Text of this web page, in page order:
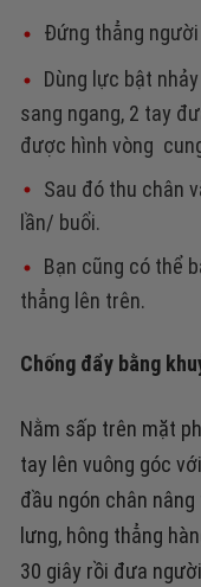
Đứng thẳng
Dùng lực bật
sang ngang, 2 tay
được hình vòng
Sau đó thu chân
lần/ buổi.
Bạn cũng có thể
thẳng lên trên.
Chống đẩy bằng
Nằm sấp trên mặt
tay lên vuông góc
đầu ngón chân
lưng, hông thẳng
30 giây rồi đưa